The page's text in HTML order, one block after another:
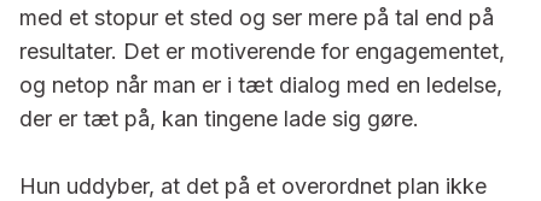
med et stopur et sted og ser mere på tal end på
resultater. Det er motiverende for engagementet,
og netop når man er i tæt dialog med en ledelse,
der er tæt på, kan tingene lade sig gøre.
Hun uddyber, at det på et overord­net plan ikke